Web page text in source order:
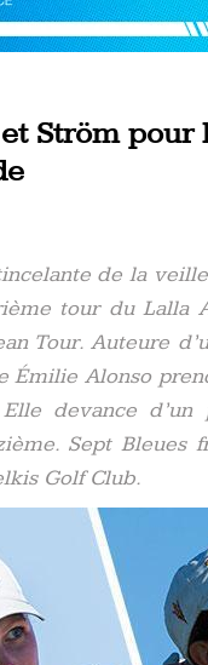
Ström
de la
tour du Lalla
Tour.Auteure
Émilie Alonso
devance d’un
Sept Bleues
Golf Club.